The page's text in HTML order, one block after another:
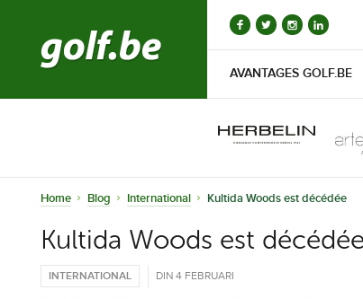
AVANTAGES GOLF.BE
Home Blog International Kultida Woods est décédée
Kultida Woods est décédée
INTERNATIONAL DIN 4 FEBRUARI